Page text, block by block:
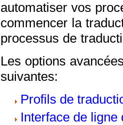
automatiser vos
commencer la
processus de
Les options
suivantes:
Profils de
Interface de ligne